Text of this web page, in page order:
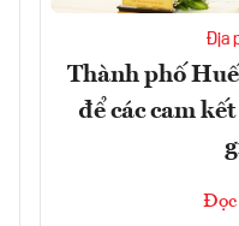
Địa
Thành phố
để các cam
Đọc